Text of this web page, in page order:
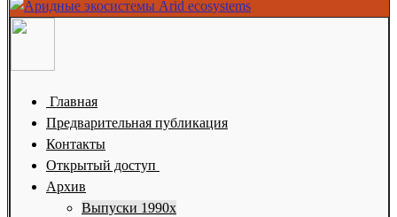
Главная
Предварительная публикация
Контакты
Открытый доступ
Архив
Выпуски 1990х